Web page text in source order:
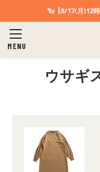
🐑【8/17(月)12
MENU
ウサギ